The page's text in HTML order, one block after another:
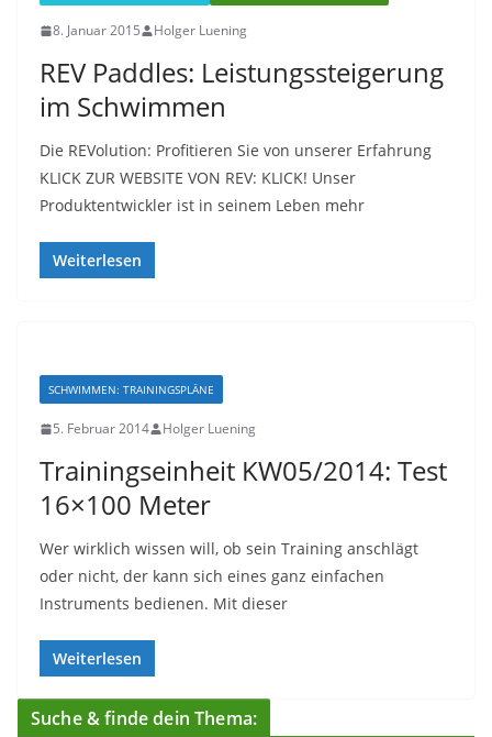
8. Januar 2015 Holger Luening
REV Paddles: Leistungssteigerung
im Schwimmen
Die REVolution: Profitieren Sie von unserer Erfahrung
KLICK ZUR WEBSITE VON REV: KLICK! Unser
Produktentwickler ist in seinem Leben mehr
Weiterlesen
SCHWIMMEN: TRAININGSPLÄNE
5. Februar 2014 Holger Luening
Trainingseinheit KW05/2014: Test
16×100 Meter
Wer wirklich wissen will, ob sein Training anschlägt
oder nicht, der kann sich eines ganz einfachen
Instruments bedienen. Mit dieser
Weiterlesen
Suche & finde dein Thema: